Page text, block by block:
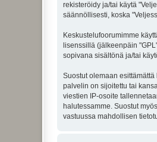
rekisteröidy ja/tai käytä
säännöllisesti, koska
Keskustelufoorumimme
lisenssillä (jälkeenpäin
sopivana sisältönä ja/tai
Suostut olemaan
palvelin on sijoitettu tai
viestien IP-osoite
halutessamme. Suostut
vastuussa mahdollisen